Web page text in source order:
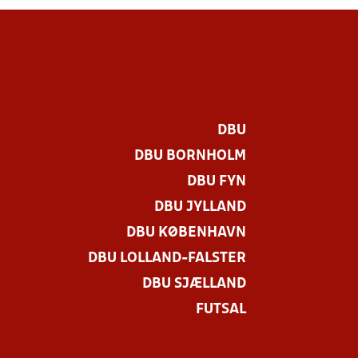
DBU
DBU BORNHOLM
DBU FYN
DBU JYLLAND
DBU KØBENHAVN
DBU LOLLAND-FALSTER
DBU SJÆLLAND
FUTSAL